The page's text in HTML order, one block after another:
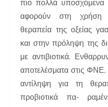
πιο πολλά
αφορούν στη χρήση
θεραπεία της οξείας
και στην πρόληψη της
με αντιβιοτικά.
αποτελέσματα στις
αντίληψη για τη
προβιοτικά πα-